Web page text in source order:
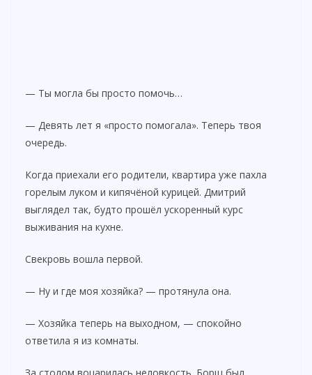
— Ты могла бы просто помочь…
— Девять лет я «просто помогала». Теперь твоя
очередь.
Когда приехали его родители, квартира уже пахла
горелым луком и кипячёной курицей. Дмитрий
выглядел так, будто прошёл ускоренный курс
выживания на кухне.
Свекровь вошла первой.
— Ну и где моя хозяйка? — протянула она.
— Хозяйка теперь на выходном, — спокойно
ответила я из комнаты.